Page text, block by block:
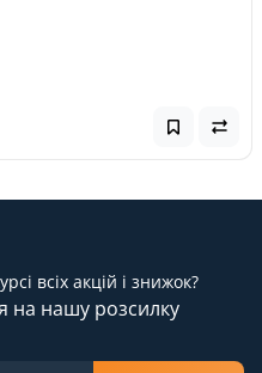
всіх акцій і знижок?
на нашу розсилку